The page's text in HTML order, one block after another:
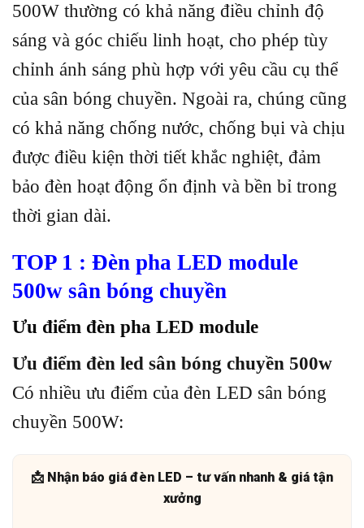
500W thường có khả năng điều chỉnh độ
sáng và góc chiếu linh hoạt, cho phép tùy
chỉnh ánh sáng phù hợp với yêu cầu cụ thể
của sân bóng chuyền. Ngoài ra, chúng cũng
có khả năng chống nước, chống bụi và chịu
được điều kiện thời tiết khắc nghiệt, đảm
bảo đèn hoạt động ổn định và bền bỉ trong
thời gian dài.
TOP 1 : Đèn pha LED module
500w sân bóng chuyền
Ưu điểm đèn pha LED module
Ưu điểm đèn led sân bóng chuyền 500w
Có nhiều ưu điểm của đèn LED sân bóng
chuyền 500W:
📩 Nhận báo giá đèn LED – tư vấn nhanh & giá tận
xưởng